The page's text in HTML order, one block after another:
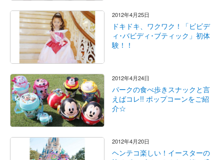
2012年4月25日
ドキドキ、ワクワク！「ビビデ
ィ･バビディ･ブティック」初体
験！！
2012年4月24日
パークの食べ歩きスナックと言
えばコレ!! ポップコーンをご紹
介☆
2012年4月20日
ヘンテコ楽しい！イースターの